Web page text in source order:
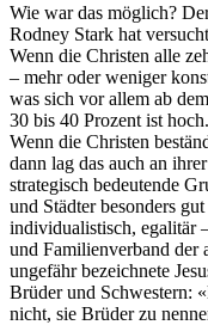
Wie war das möglich?
Rodney Stark hat
Wenn die Christen alle
– mehr oder weniger
was sich vor allem ab
30 bis 40 Prozent ist
Wenn die Christen
dann lag das auch an
strategisch bedeutende
und Städter besonders
individualistisch, egalitär
und Familienverband der
ungefähr bezeichnete
Brüder und Schwestern:
nicht, sie Brüder zu